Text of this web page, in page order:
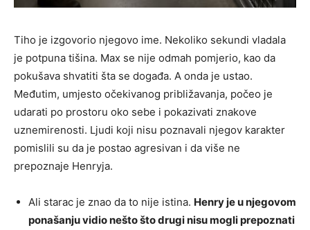
Tiho je izgovorio njegovo ime. Nekoliko sekundi vladala
je potpuna tišina. Max se nije odmah pomjerio, kao da
pokušava shvatiti šta se događa. A onda je ustao.
Međutim, umjesto očekivanog približavanja, počeo je
udarati po prostoru oko sebe i pokazivati znakove
uznemirenosti. Ljudi koji nisu poznavali njegov karakter
pomislili su da je postao agresivan i da više ne
prepoznaje Henryja.
Ali starac je znao da to nije istina. Henry je u njegovom
ponašanju vidio nešto što drugi nisu mogli prepoznati